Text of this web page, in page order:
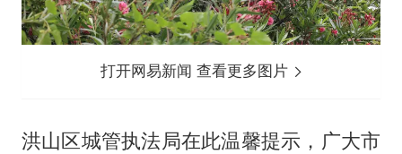
打开网易新闻 查看更多图片
洪山区城管执法局在此温馨提示，广大市